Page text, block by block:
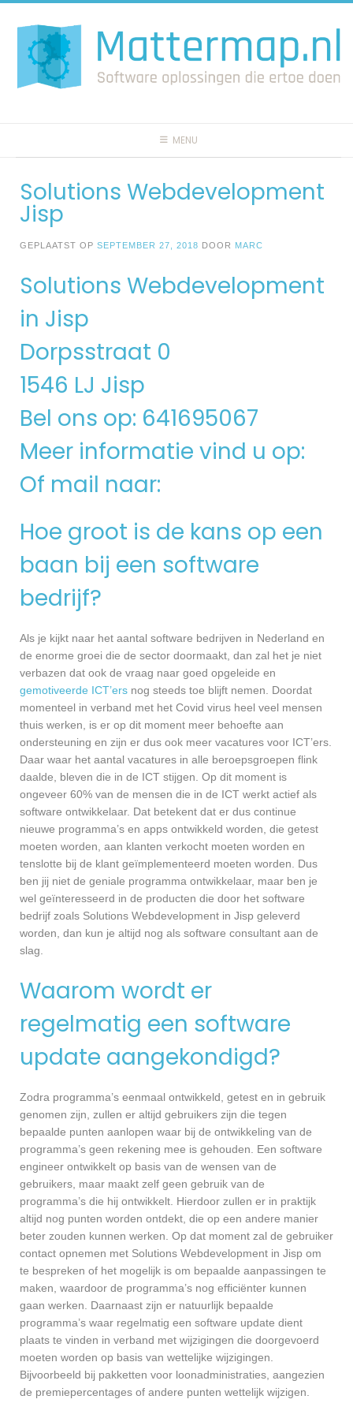
naar
inhoud
MENU
Solutions Webdevelopment
Jisp
GEPLAATST OP SEPTEMBER 27, 2018 DOOR MARC
Solutions Webdevelopment
in Jisp
Dorpsstraat 0
1546 LJ Jisp
Bel ons op: 641695067
Meer informatie vind u op:
Of mail naar:
Hoe groot is de kans op een
baan bij een software
bedrijf?
Als je kijkt naar het aantal software bedrijven in Nederland en
de enorme groei die de sector doormaakt, dan zal het je niet
verbazen dat ook de vraag naar goed opgeleide en
gemotiveerde ICT’ers nog steeds toe blijft nemen. Doordat
momenteel in verband met het Covid virus heel veel mensen
thuis werken, is er op dit moment meer behoefte aan
ondersteuning en zijn er dus ook meer vacatures voor ICT’ers.
Daar waar het aantal vacatures in alle beroepsgroepen flink
daalde, bleven die in de ICT stijgen. Op dit moment is
ongeveer 60% van de mensen die in de ICT werkt actief als
software ontwikkelaar. Dat betekent dat er dus continue
nieuwe programma’s en apps ontwikkeld worden, die getest
moeten worden, aan klanten verkocht moeten worden en
tenslotte bij de klant geïmplementeerd moeten worden. Dus
ben jij niet de geniale programma ontwikkelaar, maar ben je
wel geïnteresseerd in de producten die door het software
bedrijf zoals Solutions Webdevelopment in Jisp geleverd
worden, dan kun je altijd nog als software consultant aan de
slag.
Waarom wordt er
regelmatig een software
update aangekondigd?
Zodra programma’s eenmaal ontwikkeld, getest en in gebruik
genomen zijn, zullen er altijd gebruikers zijn die tegen
bepaalde punten aanlopen waar bij de ontwikkeling van de
programma’s geen rekening mee is gehouden. Een software
engineer ontwikkelt op basis van de wensen van de
gebruikers, maar maakt zelf geen gebruik van de
programma’s die hij ontwikkelt. Hierdoor zullen er in praktijk
altijd nog punten worden ontdekt, die op een andere manier
beter zouden kunnen werken. Op dat moment zal de gebruiker
contact opnemen met Solutions Webdevelopment in Jisp om
te bespreken of het mogelijk is om bepaalde aanpassingen te
maken, waardoor de programma’s nog efficiënter kunnen
gaan werken. Daarnaast zijn er natuurlijk bepaalde
programma’s waar regelmatig een software update dient
plaats te vinden in verband met wijzigingen die doorgevoerd
moeten worden op basis van wettelijke wijzigingen.
Bijvoorbeeld bij pakketten voor loonadministraties, aangezien
de premiepercentages of andere punten wettelijk wijzigen.